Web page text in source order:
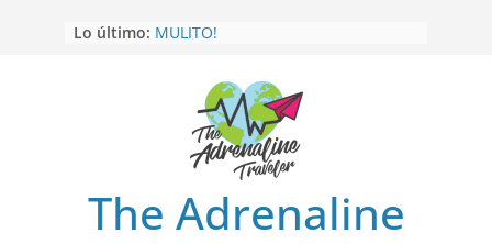
Lo último: OTRA PERSPECTIVA de RÍO EL
Aprovechando que Wen tenía que
EL SENDERO DEL CACAO: Excelente
opción
HOSPEDAJE AL NATURALSHH !!
En
The Adrenaline